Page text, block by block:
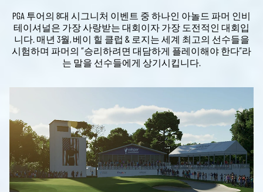
PGA 투어의 8대 시그니처 이벤트 중 하나인 아놀드 파머 인비
테이셔널은 가장 사랑받는 대회이자 가장 도전적인 대회입
니다. 매년 3월, 베이 힐 클럽 & 로지는 세계 최고의 선수들을
시험하며 파머의 “승리하려면 대담하게 플레이해야 한다”라
는 말을 선수들에게 상기시킵니다.